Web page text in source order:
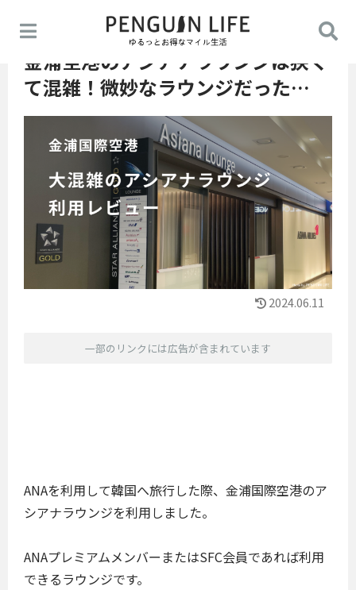
金浦空港のアシアナラウンジは狭く
て混雑！微妙なラウンジだった…
2024.06.11
一部のリンクには広告が含まれています
ANAを利用して韓国へ旅行した際、金浦国際空港のア
シアナラウンジを利用しました。
ANAプレミアムメンバーまたはSFC会員であれば利用
できるラウンジです。